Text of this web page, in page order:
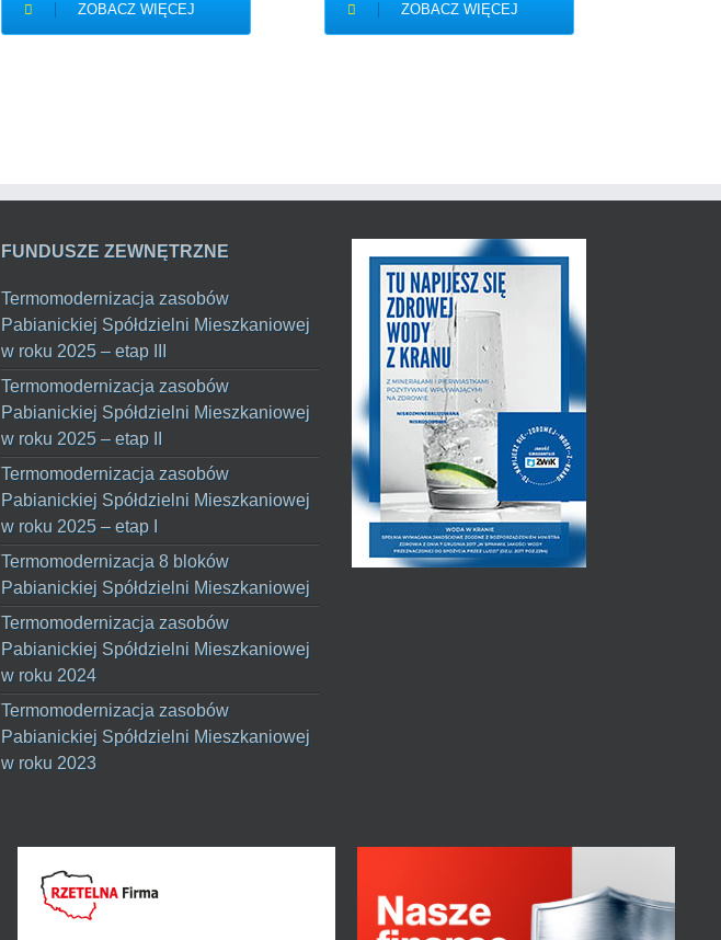
ZOBACZ WIĘCEJ ZOBACZ WIĘCEJ
FUNDUSZE ZEWNĘTRZNE
Termomodernizacja zasobów
Pabianickiej Spółdzielni Mieszkaniowej
w roku 2025 – etap III
Termomodernizacja zasobów
Pabianickiej Spółdzielni Mieszkaniowej
w roku 2025 – etap II
Termomodernizacja zasobów
Pabianickiej Spółdzielni Mieszkaniowej
w roku 2025 – etap I
Termomodernizacja 8 bloków
Pabianickiej Spółdzielni Mieszkaniowej
Termomodernizacja zasobów
Pabianickiej Spółdzielni Mieszkaniowej
w roku 2024
Termomodernizacja zasobów
Pabianickiej Spółdzielni Mieszkaniowej
w roku 2023